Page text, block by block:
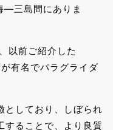
―三島間にありま
以前ご紹介した
有名でパラグライダ
としており、しぼられ
することで、より良質